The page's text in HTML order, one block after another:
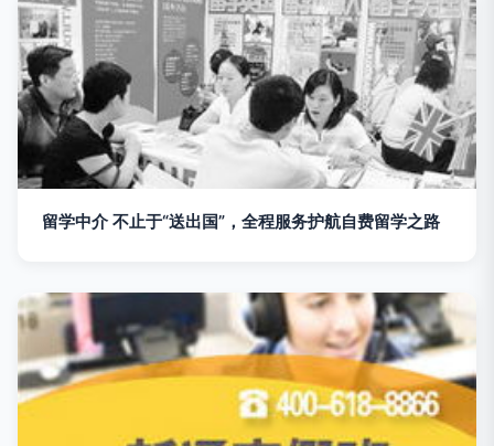
留学中介 不止于“送出国”，全程服务护航自费留学之路